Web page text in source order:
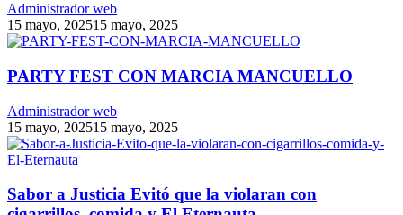
Administrador web
15 mayo, 202515 mayo, 2025
PARTY FEST CON MARCIA MANCUELLO
Administrador web
15 mayo, 202515 mayo, 2025
Sabor a Justicia Evitó que la violaran con